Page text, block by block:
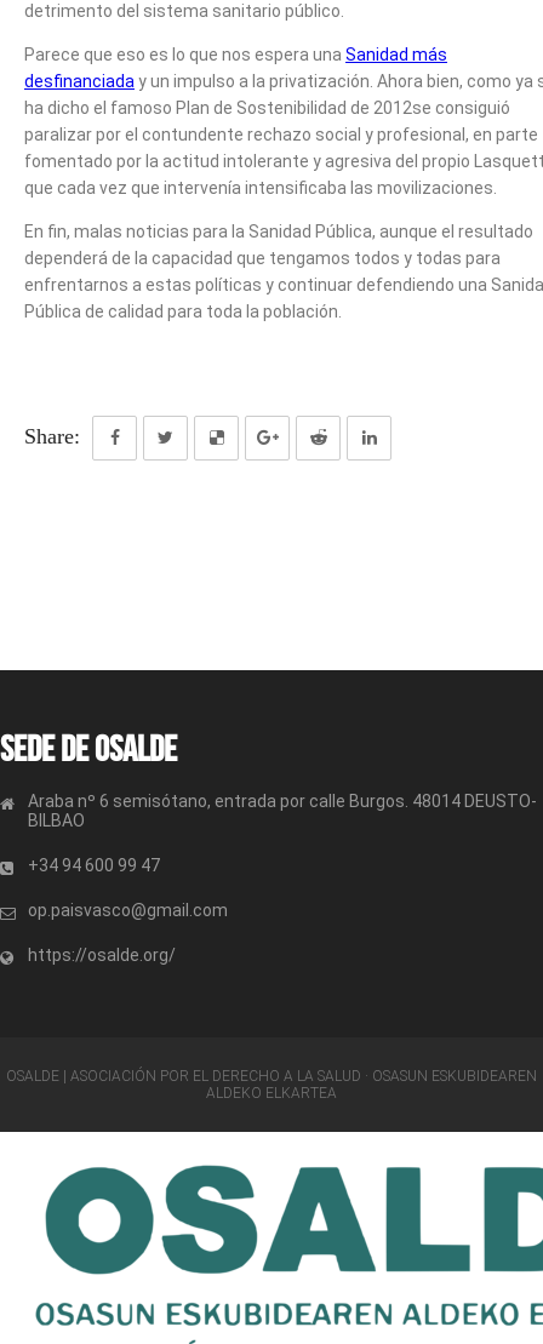
detrimento del sistema sanitario público.
Parece que eso es lo que nos espera una Sanidad más
desfinanciaday un impulso a la privatización. Ahora bien, como ya
ha dicho el famoso Plan de Sostenibilidad de 2012se consiguió
paralizar por el contundente rechazo social y profesional, en parte
fomentado por la actitud intolerante y agresiva del propio
que cada vez que intervenía intensificaba las movilizaciones.
En fin, malas noticias para la Sanidad Pública, aunque el resultado
dependerá de la capacidad que tengamos todos y todas para
enfrentarnos a estas políticas y continuar defendiendo una
Pública de calidad para toda la población.
Share:
Sede de OSALDE
Araba nº 6 semisótano, entrada por calle Burgos. 48014 DEUSTO-
BILBAO
+34 94 600 99 47
op.paisvasco@gmail.com
https://osalde.org/
OSALDE | ASOCIACIÓN POR EL DERECHO A LA SALUD · OSASUN ESKUBIDEAREN
ALDEKO ELKARTEA